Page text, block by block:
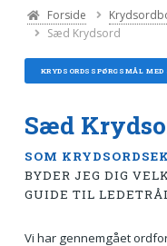
Forside
Sæd Krydsord
KRYDSORDSSPØRGSMÅL MED
Sæd
SOM
BYDER JEG DIG
GUIDE TIL
Vi har gennemgået